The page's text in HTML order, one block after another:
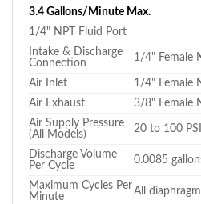
3.4 Gallons/Minute Max.
1/4" NPT Fluid Port
Intake & Discharge
Connection
1/4" Female
Air Inlet
1/4" Female
Air Exhaust
3/8" Female
Air Supply Pressure
(All Models)
20 to 100
Discharge Volume
Per Cycle
0.0085
Maximum Cycles Per
Minute
All